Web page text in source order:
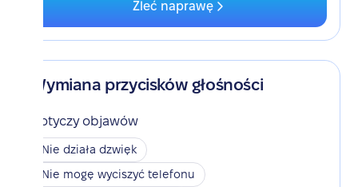
Zleć naprawę
Wymiana przycisków głośności
Dotyczy objawów
Nie działa dzwięk
Nie mogę wyciszyć telefonu